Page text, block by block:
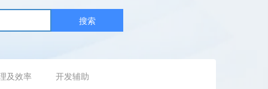
搜索
及效率 开发辅助